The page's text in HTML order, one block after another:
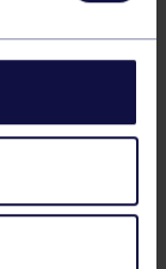
por los
kg